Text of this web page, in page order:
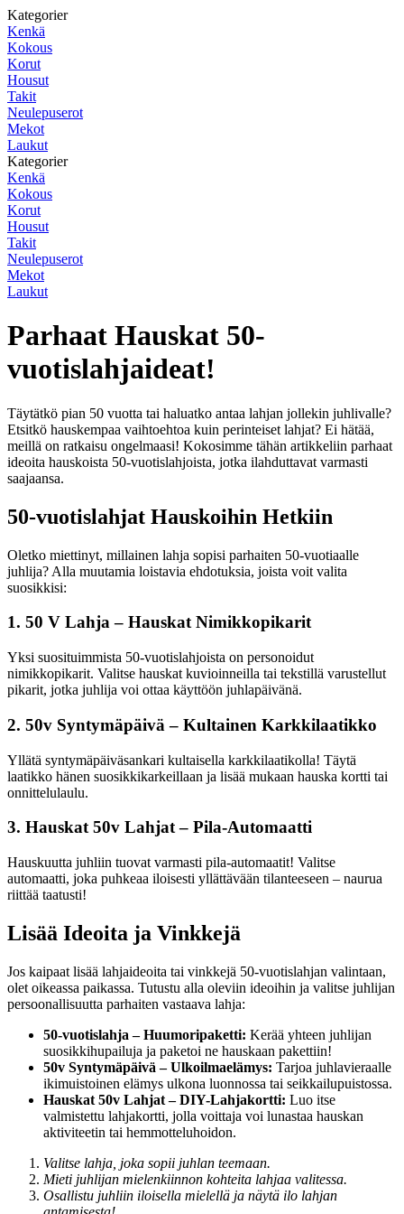
Kategorier
Kenkä
Kokous
Korut
Housut
Takit
Neulepuserot
Mekot
Laukut
Kategorier
Kenkä
Kokous
Korut
Housut
Takit
Neulepuserot
Mekot
Laukut
Parhaat Hauskat 50-
vuotislahjaideat!
Täytätkö pian 50 vuotta tai haluatko antaa lahjan jollekin juhlivalle?
Etsitkö hauskempaa vaihtoehtoa kuin perinteiset lahjat? Ei hätää,
meillä on ratkaisu ongelmaasi! Kokosimme tähän artikkeliin parhaat
ideoita hauskoista 50-vuotislahjoista, jotka ilahduttavat varmasti
saajaansa.
50-vuotislahjat Hauskoihin Hetkiin
Oletko miettinyt, millainen lahja sopisi parhaiten 50-vuotiaalle
juhlija? Alla muutamia loistavia ehdotuksia, joista voit valita
suosikkisi:
1. 50 V Lahja – Hauskat Nimikkopikarit
Yksi suosituimmista 50-vuotislahjoista on personoidut
nimikkopikarit. Valitse hauskat kuvioinneilla tai tekstillä varustellut
pikarit, jotka juhlija voi ottaa käyttöön juhlapäivänä.
2. 50v Syntymäpäivä – Kultainen Karkkilaatikko
Yllätä syntymäpäiväsankari kultaisella karkkilaatikolla! Täytä
laatikko hänen suosikkikarkeillaan ja lisää mukaan hauska kortti tai
onnittelulaulu.
3. Hauskat 50v Lahjat – Pila-Automaatti
Hauskuutta juhliin tuovat varmasti pila-automaatit! Valitse
automaatti, joka puhkeaa iloisesti yllättävään tilanteeseen – naurua
riittää taatusti!
Lisää Ideoita ja Vinkkejä
Jos kaipaat lisää lahjaideoita tai vinkkejä 50-vuotislahjan valintaan,
olet oikeassa paikassa. Tutustu alla oleviin ideoihin ja valitse juhlijan
persoonallisuutta parhaiten vastaava lahja:
50-vuotislahja – Huumoripaketti: Kerää yhteen juhlijan
suosikkihupailuja ja paketoi ne hauskaan pakettiin!
50v Syntymäpäivä – Ulkoilmaelämys: Tarjoa juhlavieraalle
ikimuistoinen elämys ulkona luonnossa tai seikkailupuistossa.
Hauskat 50v Lahjat – DIY-Lahjakortti: Luo itse
valmistettu lahjakortti, jolla voittaja voi lunastaa hauskan
aktiviteetin tai hemmotteluhoidon.
Valitse lahja, joka sopii juhlan teemaan.
Mieti juhlijan mielenkiinnon kohteita lahjaa valitessa.
Osallistu juhliin iloisella mielellä ja näytä ilo lahjan